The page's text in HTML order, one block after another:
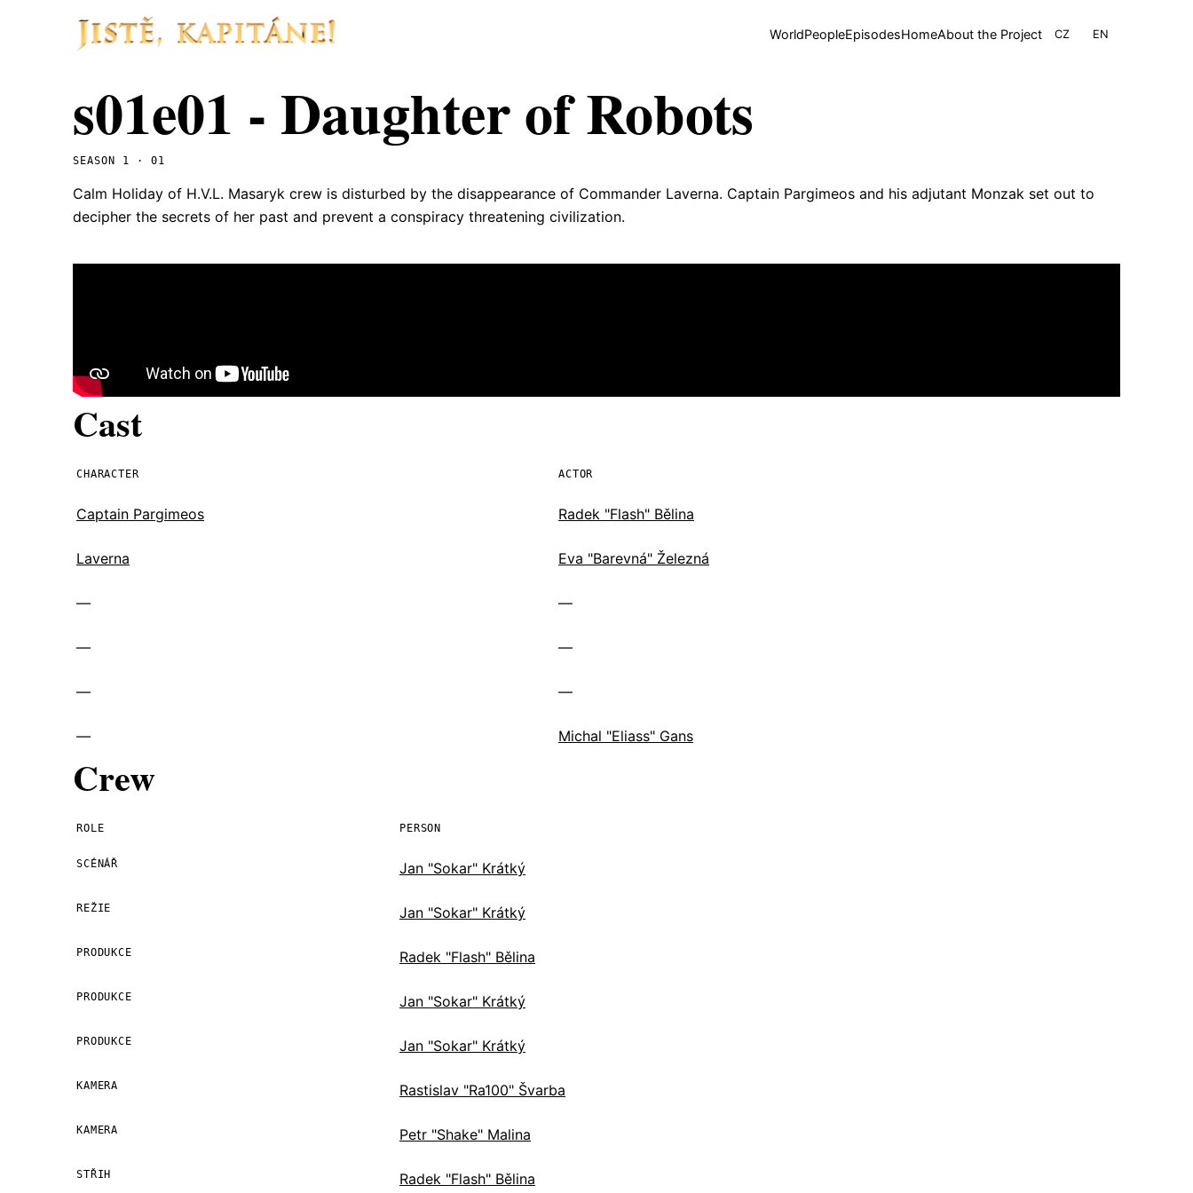
Primary
WorldPeopleEpisodesHomeAbout the Project CZ EN
s01e01 - Daughter of Robots
SEASON 1 · 01
Calm Holiday of H.V.L. Masaryk crew is disturbed by the disappearance of Commander Laverna. Captain Pargimeos and his adjutant Monzak set out to
decipher the secrets of her past and prevent a conspiracy threatening civilization.
Cast
CHARACTER ACTOR
Captain Pargimeos Radek "Flash" Bělina
Laverna Eva "Barevná" Železná
— —
— —
— —
— Michal "Eliass" Gans
Crew
ROLE PERSON
SCÉNÁŘ Jan "Sokar" Krátký
REŽIE Jan "Sokar" Krátký
PRODUKCE Radek "Flash" Bělina
PRODUKCE Jan "Sokar" Krátký
PRODUKCE Jan "Sokar" Krátký
KAMERA Rastislav "Ra100" Švarba
KAMERA Petr "Shake" Malina
STŘIH Radek "Flash" Bělina